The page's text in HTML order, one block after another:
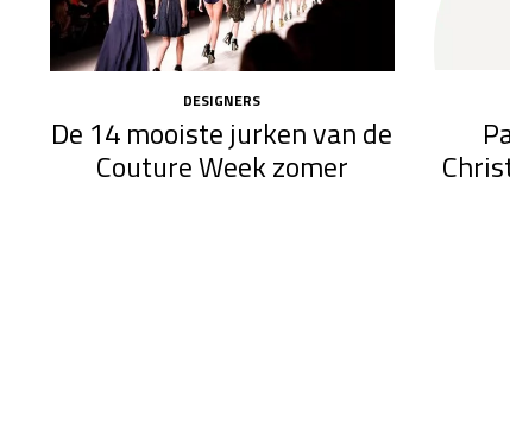
DESIGNERS
De 14 mooiste jurken van de
Couture Week zomer